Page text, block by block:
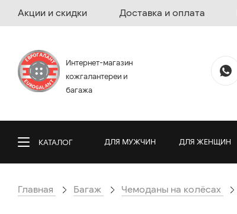
Акции и скидки Доставка и оплата
Интернет-магазин
кожгалантереи и
багажа
КАТАЛОГ ДЛЯ МУЖЧИН ДЛЯ ЖЕНЩИН
Главная Багаж Чемоданы на колёсах